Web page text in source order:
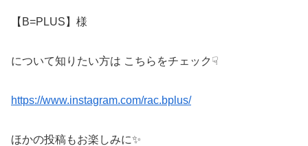
【B=PLUS】様
について知りたい方は こちらをチェック☟
https://www.instagram.com/rac.bplus/
ほかの投稿もお楽しみに✨